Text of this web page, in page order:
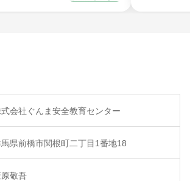
会社ぐんま安全教育センター
県前橋市関根町二丁目1番地18
敬吾